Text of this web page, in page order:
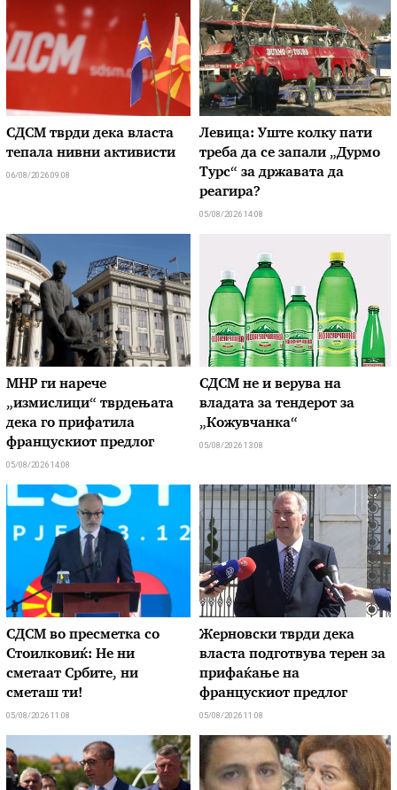
СДСМ тврди дека власта
тепала нивни активисти
06/08/2026 09:08
Левица: Уште колку пати
треба да се запали „Дурмо
Турс“ за државата да
реагира?
05/08/2026 14:08
МНР ги нарече
„измислици“ тврдењата
дека го прифатила
францускиот предлог
05/08/2026 14:08
СДСМ не и верува на
владата за тендерот за
„Кожувчанка“
05/08/2026 13:08
СДСМ во пресметка со
Стоилковиќ: Не ни
сметаат Србите, ни
сметаш ти!
05/08/2026 11:08
Жерновски тврди дека
власта подготвува терен за
прифаќање на
францускиот предлог
05/08/2026 11:08